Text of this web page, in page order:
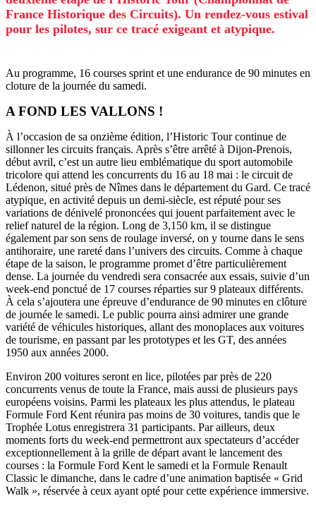
France Historique des Circuits). Un rendez-vous estival
pour les pilotes, sur ce tracé exigeant et atypique.
Au programme, 16 courses sprint et une endurance de 90 minutes en
cloture de la journée du samedi.
A FOND LES VALLONS !
À l’occasion de sa onzième édition, l’Historic Tour continue de
sillonner les circuits français. Après s’être arrêté à Dijon-Prenois,
début avril, c’est un autre lieu emblématique du sport automobile
tricolore qui attend les concurrents du 16 au 18 mai : le circuit de
Lédenon, situé près de Nîmes dans le département du Gard. Ce tracé
atypique, en activité depuis un demi-siècle, est réputé pour ses
variations de dénivelé prononcées qui jouent parfaitement avec le
relief naturel de la région. Long de 3,150 km, il se distingue
également par son sens de roulage inversé, on y tourne dans le sens
antihoraire, une rareté dans l’univers des circuits. Comme à chaque
étape de la saison, le programme promet d’être particulièrement
dense. La journée du vendredi sera consacrée aux essais, suivie d’un
week-end ponctué de 17 courses réparties sur 9 plateaux différents.
À cela s’ajoutera une épreuve d’endurance de 90 minutes en clôture
de journée le samedi. Le public pourra ainsi admirer une grande
variété de véhicules historiques, allant des monoplaces aux voitures
de tourisme, en passant par les prototypes et les GT, des années
1950 aux années 2000.
Environ 200 voitures seront en lice, pilotées par près de 220
concurrents venus de toute la France, mais aussi de plusieurs pays
européens voisins. Parmi les plateaux les plus attendus, le plateau
Formule Ford Kent réunira pas moins de 30 voitures, tandis que le
Trophée Lotus enregistrera 31 participants. Par ailleurs, deux
moments forts du week-end permettront aux spectateurs d’accéder
exceptionnellement à la grille de départ avant le lancement des
courses : la Formule Ford Kent le samedi et la Formule Renault
Classic le dimanche, dans le cadre d’une animation baptisée « Grid
Walk », réservée à ceux ayant opté pour cette expérience immersive.